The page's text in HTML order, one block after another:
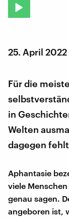
25. April 2022
Für die
in
Welten
dagegen
Aphantasie
viele
genau sagen.
angeboren ist,